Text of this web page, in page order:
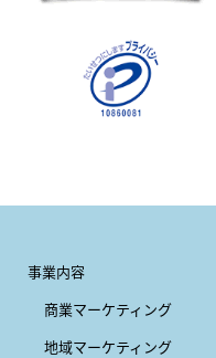
事業内容
商業マーケティング
地域マーケティング